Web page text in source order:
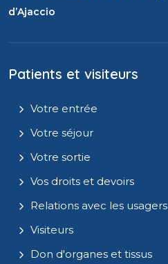
d’Ajaccio
Patients et visiteurs
Votre entrée
Votre séjour
Votre sortie
Vos droits et devoirs
Relations avec les usagers
Visiteurs
Don d'organes et tissus